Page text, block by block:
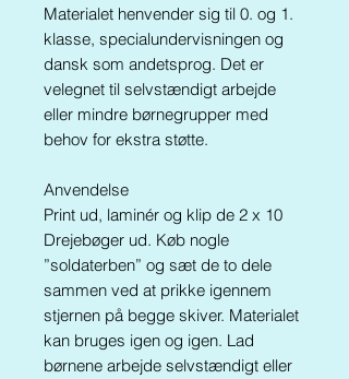
Materialet henvender sig til 0. og 1.
klasse, specialundervisningen og
dansk som andetsprog. Det er
velegnet til selvstændigt arbejde
eller mindre børnegrupper med
behov for ekstra støtte.
Anvendelse
Print ud, laminér og klip de 2 x 10
Drejebøger ud. Køb nogle
”soldaterben” og sæt de to dele
sammen ved at prikke igennem
stjernen på begge skiver. Materialet
kan bruges igen og igen. Lad
børnene arbejde selvstændigt eller